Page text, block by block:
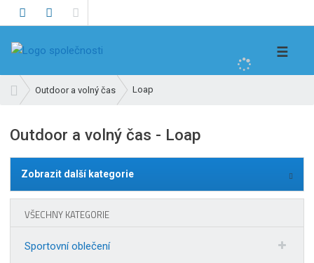
d
a
☰
v
d
t
Outdoor a volný čas Loap
Outdoor a volný čas - Loap
Zobrazit další kategorie
VŠECHNY KATEGORIE
Sportovní oblečení